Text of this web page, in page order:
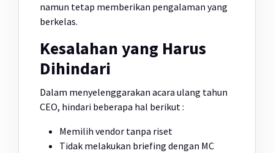
namun tetap memberikan pengalaman yang
berkelas.
Kesalahan yang Harus
Dihindari
Dalam menyelenggarakan acara ulang tahun
CEO, hindari beberapa hal berikut :
Memilih vendor tanpa riset
Tidak melakukan briefing dengan MC